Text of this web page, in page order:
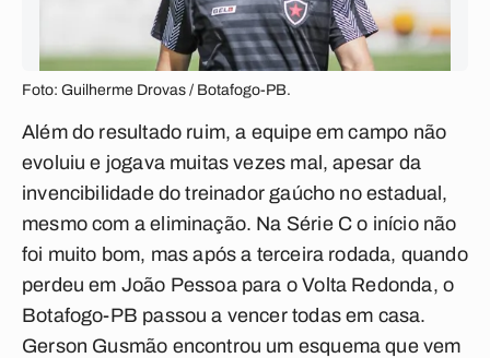
Foto: Guilherme Drovas / Botafogo-PB.
Além do resultado ruim, a equipe em campo não
evoluiu e jogava muitas vezes mal, apesar da
invencibilidade do treinador gaúcho no estadual,
mesmo com a eliminação. Na Série C o início não
foi muito bom, mas após a terceira rodada, quando
perdeu em João Pessoa para o Volta Redonda, o
Botafogo-PB passou a vencer todas em casa.
Gerson Gusmão encontrou um esquema que vem